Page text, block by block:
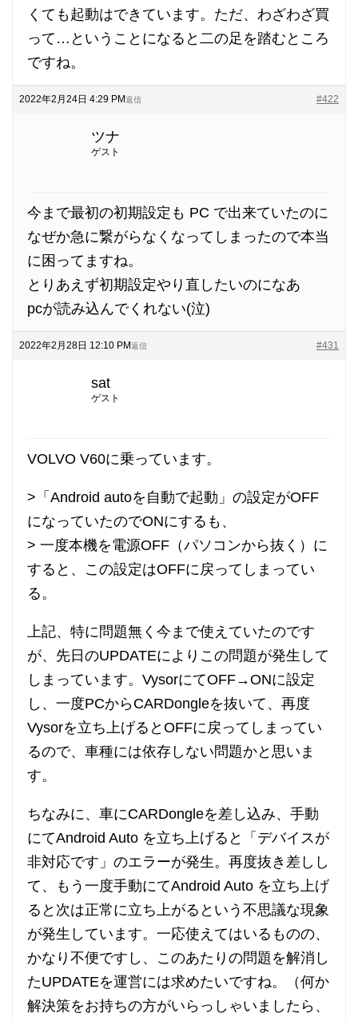
くても起動はできています。ただ、わざわざ買
って…ということになると二の足を踏むところ
ですね。
2022年2月24日 4:29 PM #422
返信
ツナ
ゲスト
今まで最初の初期設定も PC で出来ていたのに
なぜか急に繋がらなくなってしまったので本当
に困ってますね。
とりあえず初期設定やり直したいのになあ
pcが読み込んでくれない(泣)
2022年2月28日 12:10 PM #431
返信
sat
ゲスト
VOLVO V60に乗っています。
>「Android autoを自動で起動」の設定がOFF
になっていたのでONにするも、
> 一度本機を電源OFF（パソコンから抜く）に
すると、この設定はOFFに戻ってしまってい
る。
上記、特に問題無く今まで使えていたのです
が、先日のUPDATEによりこの問題が発生して
しまっています。VysorにてOFF→ONに設定
し、一度PCからCARDongleを抜いて、再度
Vysorを立ち上げるとOFFに戻ってしまってい
るので、車種には依存しない問題かと思いま
す。
ちなみに、車にCARDongleを差し込み、手動
にてAndroid Auto を立ち上げると「デバイスが
非対応です」のエラーが発生。再度抜き差しし
て、もう一度手動にてAndroid Auto を立ち上げ
ると次は正常に立ち上がるという不思議な現象
が発生しています。一応使えてはいるものの、
かなり不便ですし、このあたりの問題を解消し
たUPDATEを運営には求めたいですね。（何か
解決策をお持ちの方がいらっしゃいましたら、